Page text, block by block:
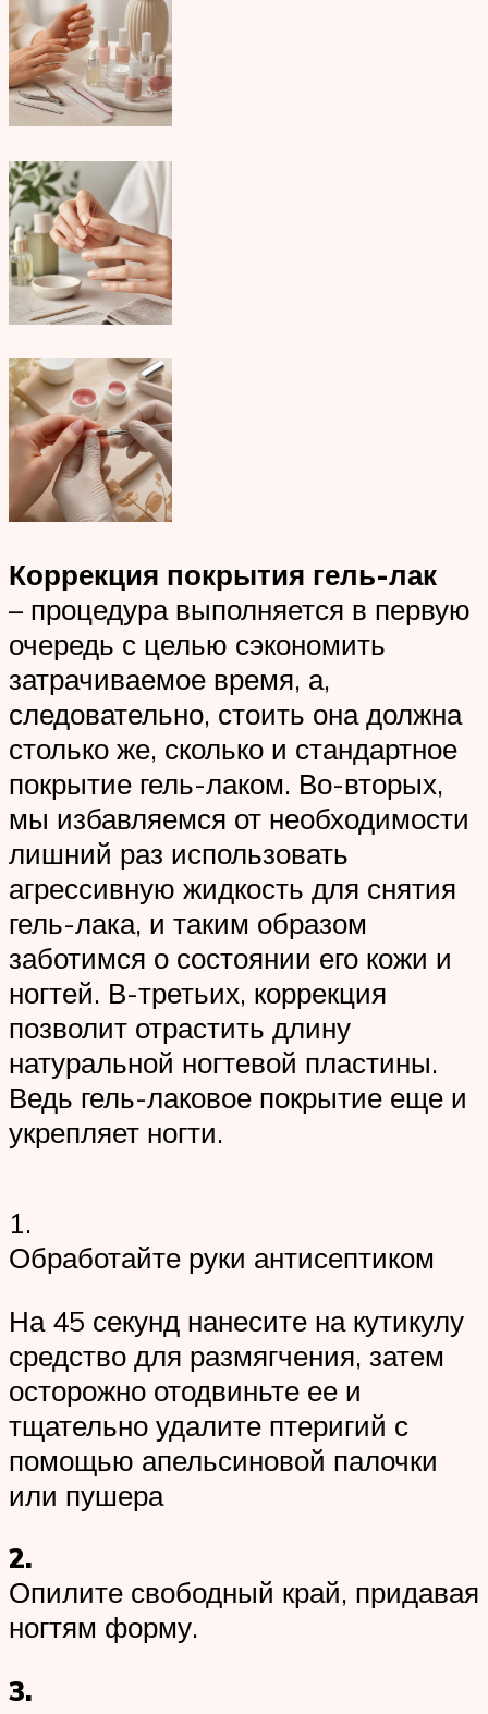
Коррекция покрытия гель-лак
– процедура выполняется в первую
очередь с целью сэкономить
затрачиваемое время, а,
следовательно, стоить она должна
столько же, сколько и стандартное
покрытие гель-лаком. Во-вторых,
мы избавляемся от необходимости
лишний раз использовать
агрессивную жидкость для снятия
гель-лака, и таким образом
заботимся о состоянии его кожи и
ногтей. В-третьих, коррекция
позволит отрастить длину
натуральной ногтевой пластины.
Ведь гель-лаковое покрытие еще и
укрепляет ногти.
1.
Обработайте руки антисептиком
На 45 секунд нанесите на кутикулу
средство для размягчения, затем
осторожно отодвиньте ее и
тщательно удалите птеригий с
помощью апельсиновой палочки
или пушера
2.
Опилите свободный край, придавая
ногтям форму.
3.